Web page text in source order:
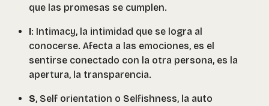
que las promesas se cumplen.
I: Intimacy, la intimidad que se logra al
conocerse. Afecta a las emociones, es el
sentirse conectado con la otra persona, es la
apertura, la transparencia.
S, Self orientation o Selfishness, la auto